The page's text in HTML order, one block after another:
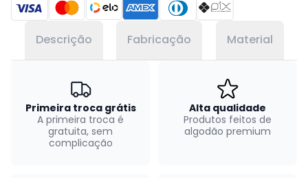
Descrição Fabricação Material
Primeira troca grátis
A primeira troca é
gratuita, sem
complicação
Alta qualidade
Produtos feitos de
algodão premium